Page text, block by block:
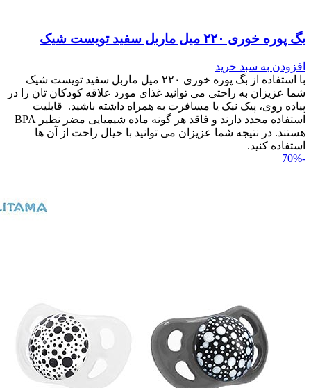
بگ پوره خوری ۲۲۰ میل ماربل سفید تویست شیک
افزودن به سبد خرید
با استفاده از بگ پوره خوری ۲۲۰ میل ماربل سفید تویست شیک
شما عزیزان به راحتی می توانید غذای مورد علاقه کودکان تان را در
پیاده روی، پیک نیک یا مسافرت به همراه داشته باشید. قابلیت
استفاده مجدد دارند و فاقد هر گونه ماده شیمیایی مضر نظیر BPA
هستند. در نتیجه شما عزیزان می توانید با خیال راحت از آن ها
استفاده کنید.
-70%